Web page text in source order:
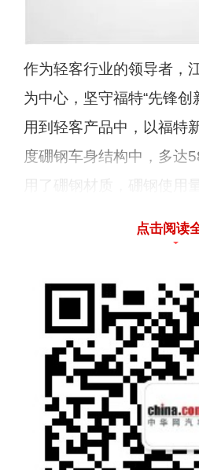
作为轻客行业的领导者，
为中心，坚守福特“先锋创
用到轻客产品中，以福特
度硼钢车身结构中，多达
用了硼钢材质，硼钢使用
车体结构带来了更强的承
把冲击力均匀的分散至车
的瞬间，尽可能降低内部
到保护车内人员安全的目
点击阅读